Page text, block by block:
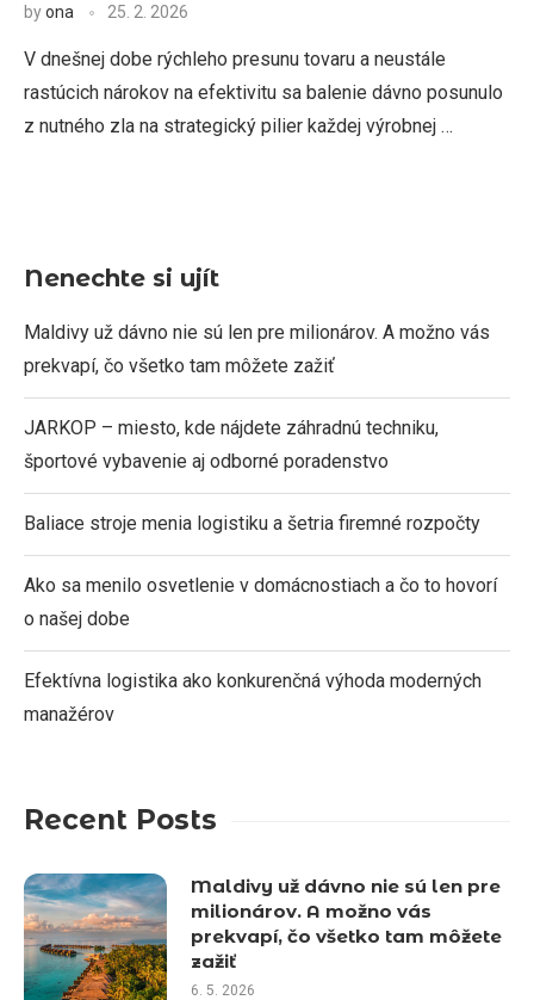
byona 25. 2. 2026
V dnešnej dobe rýchleho presunu tovaru a neustále
rastúcich nárokov na efektivitu sa balenie dávno posunulo
z nutného zla na strategický pilier každej výrobnej …
Nenechte si ujít
Maldivy už dávno nie sú len pre milionárov. A možno vás
prekvapí, čo všetko tam môžete zažiť
JARKOP – miesto, kde nájdete záhradnú techniku,
športové vybavenie aj odborné poradenstvo
Baliace stroje menia logistiku a šetria firemné rozpočty
Ako sa menilo osvetlenie v domácnostiach a čo to hovorí
o našej dobe
Efektívna logistika ako konkurenčná výhoda moderných
manažérov
Recent Posts
Maldivy už dávno nie sú len pre
milionárov. A možno vás
prekvapí, čo všetko tam môžete
zažiť
6. 5. 2026